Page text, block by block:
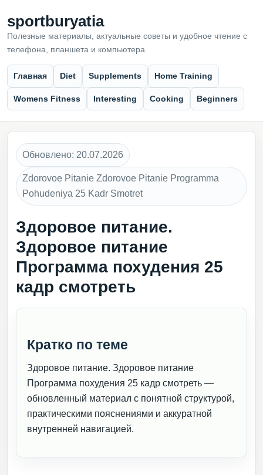
sportburyatia
Полезные материалы, актуальные советы и удобное чтение с
телефона, планшета и компьютера.
Главная Diet Supplements Home Training
Womens Fitness Interesting Cooking Beginners
Обновлено: 20.07.2026
Zdorovoe Pitanie Zdorovoe Pitanie Programma
Pohudeniya 25 Kadr Smotret
Здоровое питание.
Здоровое питание
Программа похудения 25
кадр смотреть
Кратко по теме
Здоровое питание. Здоровое питание
Программа похудения 25 кадр смотреть —
обновленный материал с понятной структурой,
практическими пояснениями и аккуратной
внутренней навигацией.